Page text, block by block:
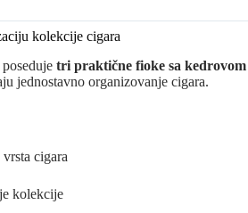
kolekcije cigara
tri praktične fioke sa kedrovom
jednostavno organizovanje cigara.
cigara
kolekcije